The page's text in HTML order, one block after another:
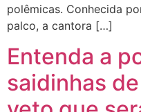
polêmicas. Conhecida
palco, a cantora […]
Entenda a
saidinhas